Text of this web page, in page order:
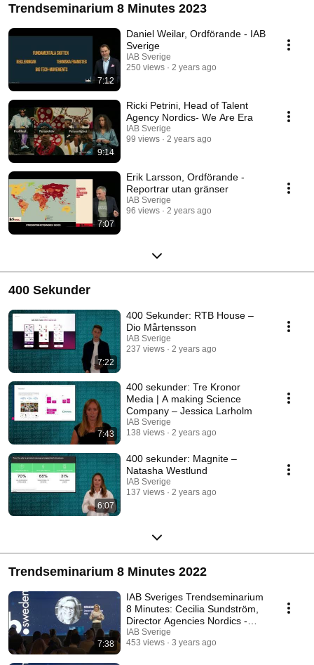
Trendseminarium 8 Minutes 2023
7:12
Daniel Weilar, Ordförande - IAB
Sverige
IAB Sverige
250 views
2 years ago
9:14
Ricki Petrini, Head of Talent
Agency Nordics- We Are Era
IAB Sverige
99 views
2 years ago
7:07
Erik Larsson, Ordförande -
Reportrar utan gränser
IAB Sverige
96 views
2 years ago
400 Sekunder
7:22
400 Sekunder: RTB House –
Dio Mårtensson
IAB Sverige
237 views
2 years ago
7:43
400 sekunder: Tre Kronor
Media | A making Science
Company – Jessica Larholm
IAB Sverige
138 views
2 years ago
6:07
400 sekunder: Magnite –
Natasha Westlund
IAB Sverige
137 views
2 years ago
Trendseminarium 8 Minutes 2022
7:38
IAB Sveriges Trendseminarium
8 Minutes: Cecilia Sundström,
Director Agencies Nordics -
Meta
IAB Sverige
453 views
3 years ago